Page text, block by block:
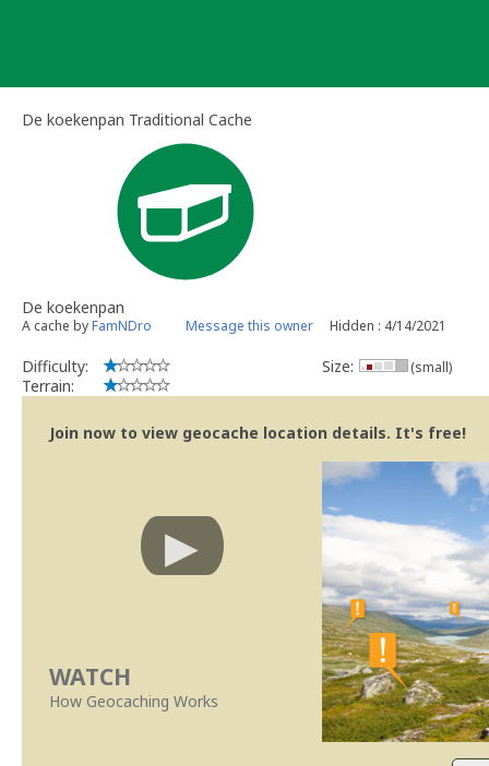
De koekenpan Traditional Cache
De koekenpan
A cache byFamNDro Message this owner Hidden : 4/14/2021
Difficulty:
Terrain:
Size: (small)
Join now to view geocache location details. It's free!
WATCH
How Geocaching Works